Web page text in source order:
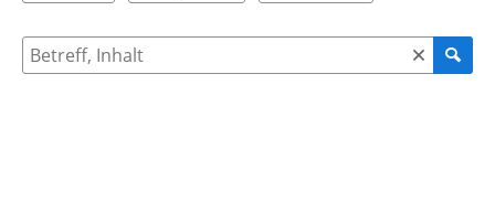
Suche nach Meldungen und Kommentaren